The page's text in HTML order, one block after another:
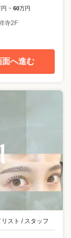
~ 60万円
寺2F
面へ進む
リスト / スタッフ